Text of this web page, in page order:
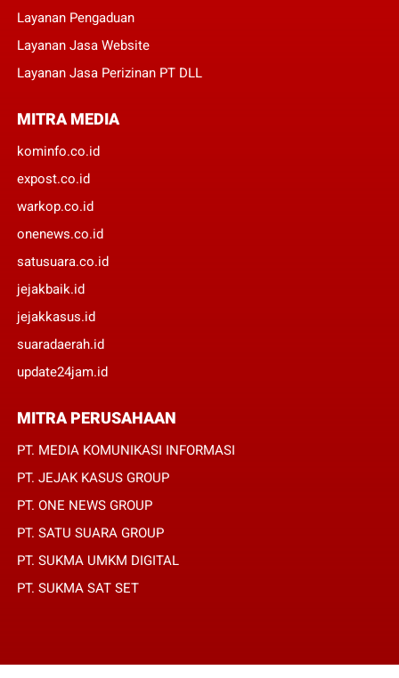
Layanan Pengaduan
Layanan Jasa Website
Layanan Jasa Perizinan PT DLL
MITRA MEDIA
kominfo.co.id
expost.co.id
warkop.co.id
onenews.co.id
satusuara.co.id
jejakbaik.id
jejakkasus.id
suaradaerah.id
update24jam.id
MITRA PERUSAHAAN
PT. MEDIA KOMUNIKASI INFORMASI
PT. JEJAK KASUS GROUP
PT. ONE NEWS GROUP
PT. SATU SUARA GROUP
PT. SUKMA UMKM DIGITAL
PT. SUKMA SAT SET